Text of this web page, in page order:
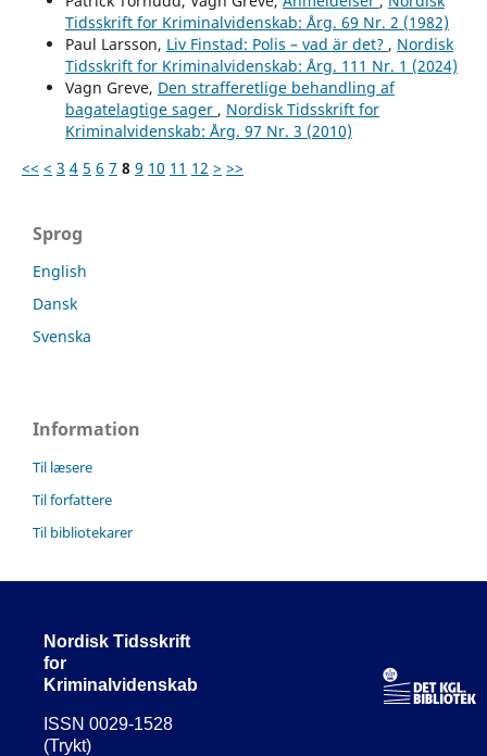
Tidsskrift for Kriminalvidenskab: Årg. 69 Nr. 2 (1982)
Paul Larsson, Liv Finstad: Polis – vad är det? , Nordisk
Tidsskrift for Kriminalvidenskab: Årg. 111 Nr. 1 (2024)
Vagn Greve, Den strafferetlige behandling af
bagatelagtige sager , Nordisk Tidsskrift for
Kriminalvidenskab: Årg. 97 Nr. 3 (2010)
<< < 3 4 5 6 7 8 9 10 11 12 > >>
Sprog
English
Dansk
Svenska
Information
Til læsere
Til forfattere
Til bibliotekarer
Nordisk Tidsskrift
for
Kriminalvidenskab
ISSN 0029-1528
(Trykt)